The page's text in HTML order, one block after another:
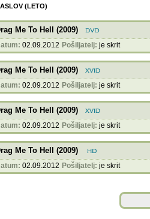
(LETO)
Me To Hell (2009)
02.09.2012 Pošiljatelj: je skrit
Me To Hell (2009)
02.09.2012 Pošiljatelj: je skrit
Me To Hell (2009)
02.09.2012 Pošiljatelj: je skrit
Me To Hell (2009)
02.09.2012 Pošiljatelj: je skrit